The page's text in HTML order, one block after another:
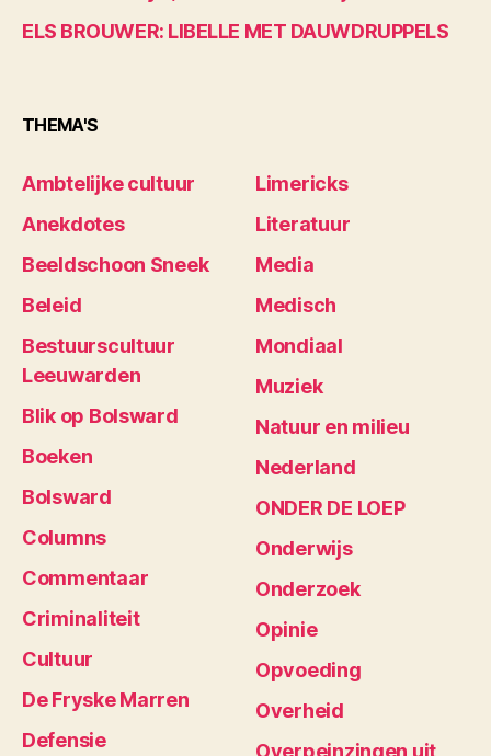
ELS BROUWER: LIBELLE MET DAUWDRUPPELS
THEMA'S
Ambtelijke cultuur
Anekdotes
Beeldschoon Sneek
Beleid
Bestuurscultuur
Leeuwarden
Blik op Bolsward
Boeken
Bolsward
Columns
Commentaar
Criminaliteit
Cultuur
De Fryske Marren
Defensie
Limericks
Literatuur
Media
Medisch
Mondiaal
Muziek
Natuur en milieu
Nederland
ONDER DE LOEP
Onderwijs
Onderzoek
Opinie
Opvoeding
Overheid
Overpeinzingen uit